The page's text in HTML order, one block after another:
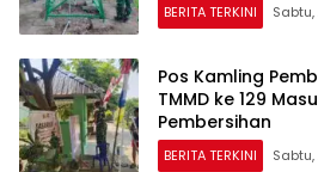
BERITA TERKINI
Pos Kamling
TMMD ke 129
Pembersihan
BERITA TERKINI